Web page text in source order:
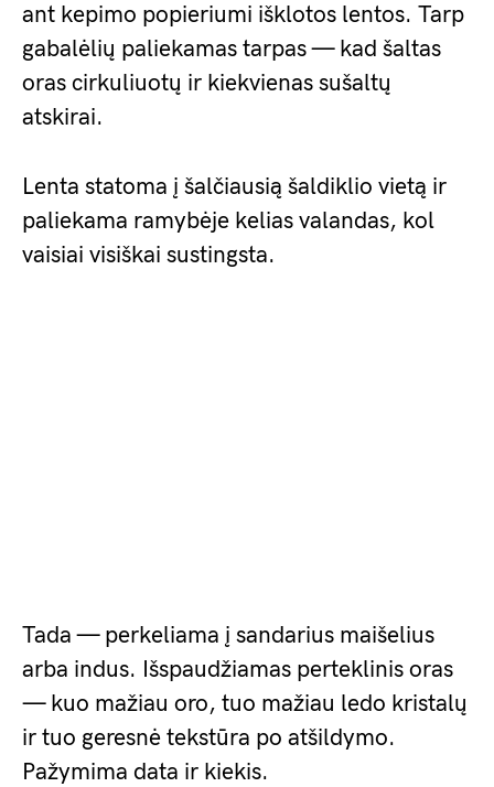
ant kepimo popieriumi išklotos lentos. Tarp
gabalėlių paliekamas tarpas — kad šaltas
oras cirkuliuotų ir kiekvienas sušaltų
atskirai.
Lenta statoma į šalčiausią šaldiklio vietą ir
paliekama ramybėje kelias valandas, kol
vaisiai visiškai sustingsta.
Tada — perkeliama į sandarius maišelius
arba indus. Išspaudžiamas perteklinis oras
— kuo mažiau oro, tuo mažiau ledo kristalų
ir tuo geresnė tekstūra po atšildymo.
Pažymima data ir kiekis.